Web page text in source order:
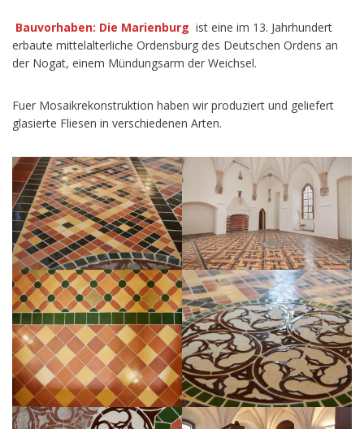
Bauvorhaben: Die Marienburg ist eine im 13. Jahrhundert
erbaute mittelalterliche Ordensburg des Deutschen Ordens an
der Nogat, einem Mündungsarm der Weichsel.
Fuer Mosaikrekonstruktion haben wir produziert und geliefert
glasierte Fliesen in verschiedenen Arten.